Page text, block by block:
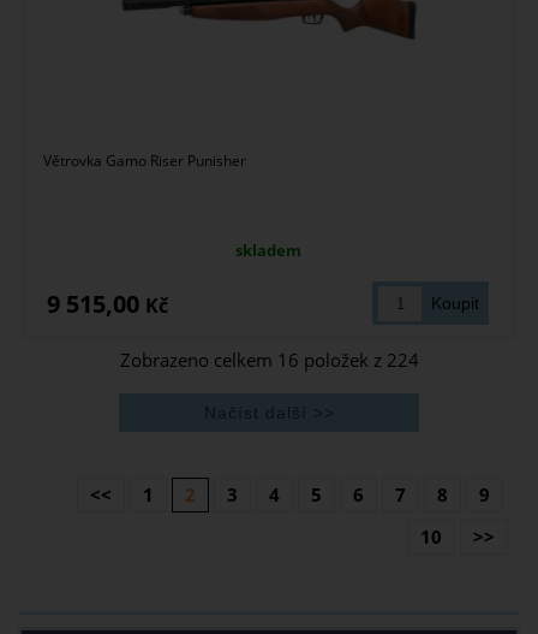
Větrovka Gamo Riser Punisher
skladem
9 515,00 Kč
Zobrazeno celkem 16 položek z 224
<< 1 2 3 4 5 6 7 8
9
10
>>